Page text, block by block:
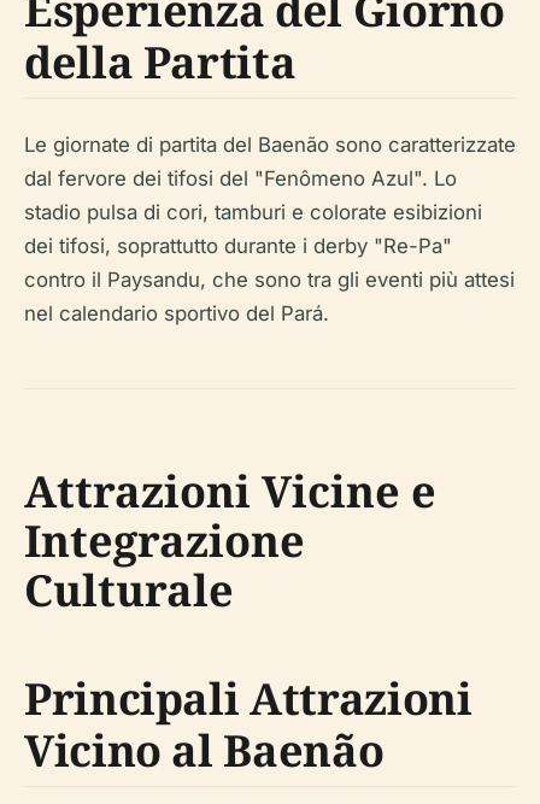
della Partita
Le giornate di partita del Baenão sono caratterizzate
dal fervore dei tifosi del "Fenômeno Azul". Lo
stadio pulsa di cori, tamburi e colorate esibizioni
dei tifosi, soprattutto durante i derby "Re-Pa"
contro il Paysandu, che sono tra gli eventi più attesi
nel calendario sportivo del Pará.
Attrazioni Vicine e
Integrazione
Culturale
Principali Attrazioni
Vicino al Baenão